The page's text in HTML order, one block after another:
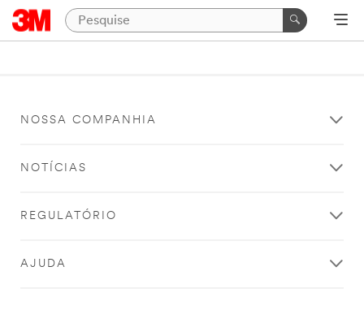
NOSSA COMPANHIA
NOTÍCIAS
REGULATÓRIO
AJUDA